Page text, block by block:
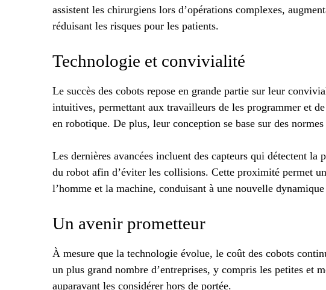
assistent les chirurgiens lors d’opérations complexes,
réduisant les risques pour les patients.
Technologie et convivialité
Le succès des cobots repose en grande partie sur leur
intuitives, permettant aux travailleurs de les programmer et
en robotique. De plus, leur conception se base sur des
Les dernières avancées incluent des capteurs qui détectent la
du robot afin d’éviter les collisions. Cette proximité permet
l’homme et la machine, conduisant à une nouvelle
Un avenir prometteur
À mesure que la technologie évolue, le coût des cobots
un plus grand nombre d’entreprises, y compris les petites et
auparavant les considérer hors de portée.